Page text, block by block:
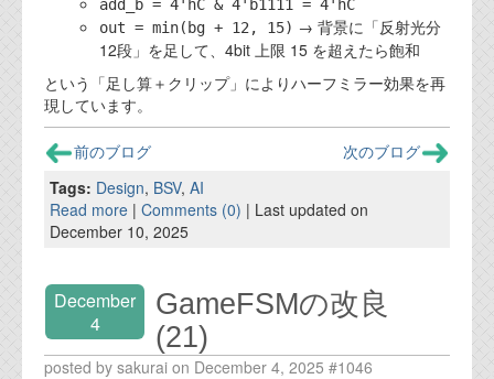
add_b = 4'hC & 4'b1111 = 4'hC
out = min(bg + 12, 15) → 背景に「反射光分
12段」を足して、4bit 上限 15 を超えたら飽和
という「足し算＋クリップ」によりハーフミラー効果を再
現しています。
前のブログ
次のブログ
Tags: Design, BSV, AI
Read more | Comments (0) | Last updated on
December 10, 2025
December
4
GameFSMの改良
(21)
posted by sakurai on December 4, 2025 #1046